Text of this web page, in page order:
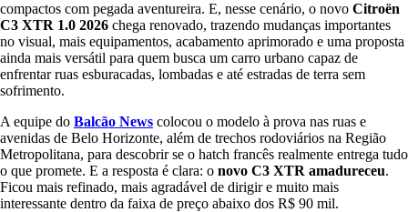
compactos com pegada aventureira. E, nesse cenário, o novo Citroën
C3 XTR 1.0 2026 chega renovado, trazendo mudanças importantes
no visual, mais equipamentos, acabamento aprimorado e uma proposta
ainda mais versátil para quem busca um carro urbano capaz de
enfrentar ruas esburacadas, lombadas e até estradas de terra sem
sofrimento.
A equipe do Balcão News colocou o modelo à prova nas ruas e
avenidas de Belo Horizonte, além de trechos rodoviários na Região
Metropolitana, para descobrir se o hatch francês realmente entrega tudo
o que promete. E a resposta é clara: o novo C3 XTR amadureceu.
Ficou mais refinado, mais agradável de dirigir e muito mais
interessante dentro da faixa de preço abaixo dos R$ 90 mil.